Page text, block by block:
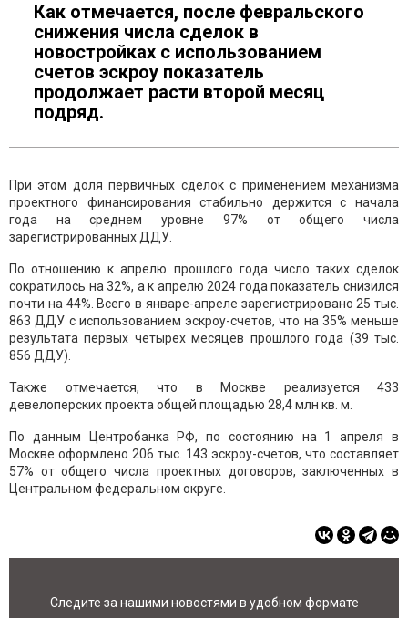
Как отмечается, после февральского
снижения числа сделок в
новостройках с использованием
счетов эскроу показатель
продолжает расти второй месяц
подряд.
При этом доля первичных сделок с применением механизма
проектного финансирования стабильно держится с начала
года на среднем уровне 97% от общего числа
зарегистрированных ДДУ.
По отношению к апрелю прошлого года число таких сделок
сократилось на 32%, а к апрелю 2024 года показатель снизился
почти на 44%. Всего в январе-апреле зарегистрировано 25 тыс.
863 ДДУ с использованием эскроу-счетов, что на 35% меньше
результата первых четырех месяцев прошлого года (39 тыс.
856 ДДУ).
Также отмечается, что в Москве реализуется 433
девелоперских проекта общей площадью 28,4 млн кв. м.
По данным Центробанка РФ, по состоянию на 1 апреля в
Москве оформлено 206 тыс. 143 эскроу-счетов, что составляет
57% от общего числа проектных договоров, заключенных в
Центральном федеральном округе.
Следите за нашими новостями в удобном формате